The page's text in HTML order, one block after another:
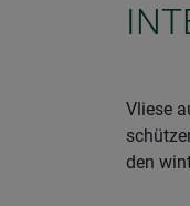
Vliese
den